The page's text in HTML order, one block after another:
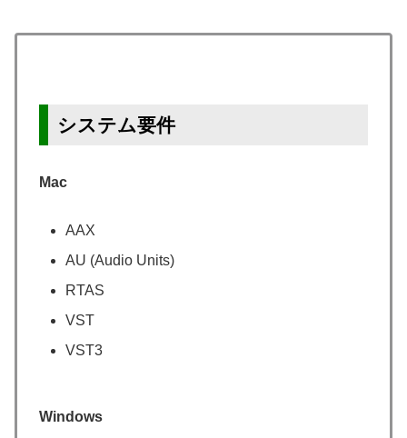
システム要件
Mac
AAX
AU (Audio Units)
RTAS
VST
VST3
Windows